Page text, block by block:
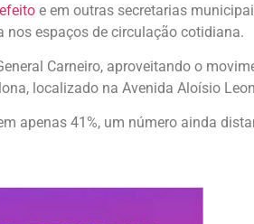
e em outras secretarias
nos espaços de circulação cotidiana.
Carneiro, aproveitando o
localizado na Avenida Aloísio
apenas 41%, um número ainda